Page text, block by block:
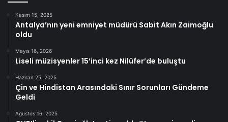
Kasım 15, 2025
Antalya’nın yeni emniyet müdürü Sabit Akın Zaimoğlu
oldu
Mayıs 16, 2026
Liseli müzisyenler 15’inci kez Nilüfer’de buluştu
Haziran 25, 2025
Çin ve Hindistan Arasındaki Sınır Sorunları Gündeme
Geldi
Ağustos 16, 2025